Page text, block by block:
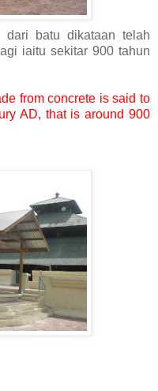
dari batu dikataan telah
iaitu sekitar 900 tahun
from concrete is said to
AD, that is around 900